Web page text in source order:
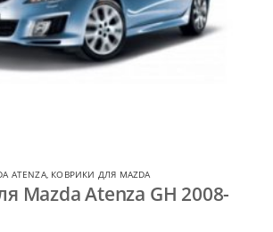
ATENZA, КОВРИКИ ДЛЯ MAZDA
Mazda Atenza GH 2008-